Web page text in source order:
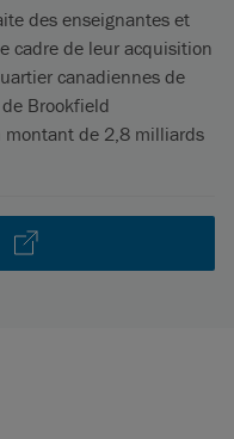
des enseignantes et
cadre de leur acquisition
canadiennes de
Brookfield
montant de 2,8 milliards